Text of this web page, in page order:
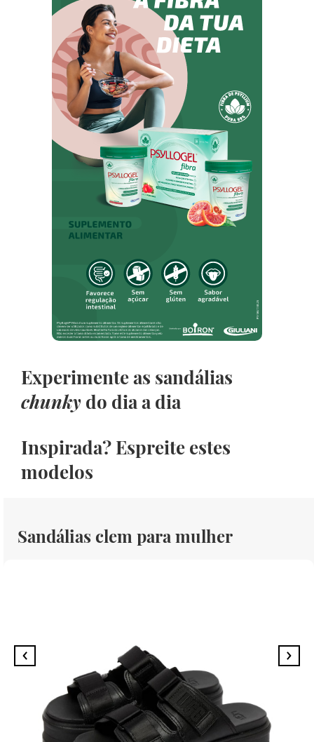
Experimente as sandálias
chunky do dia a dia
Inspirada? Espreite estes
modelos
Sandálias clem para mulher